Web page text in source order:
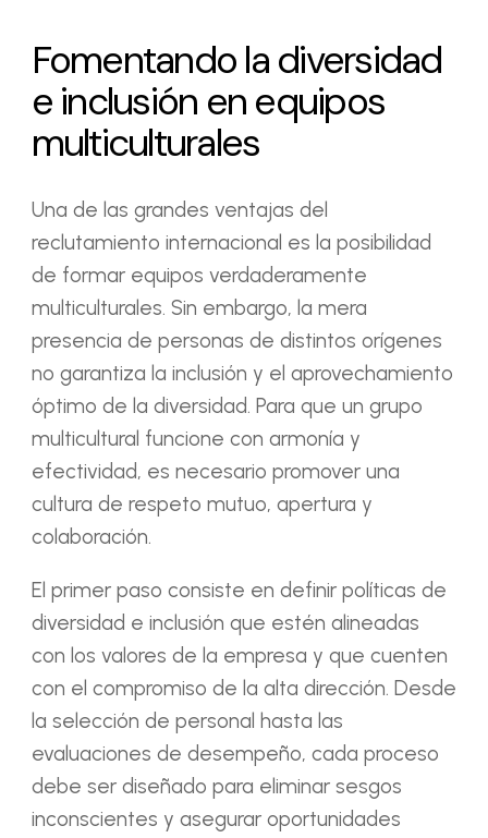
Fomentando la diversidad
e inclusión en equipos
multiculturales
Una de las grandes ventajas del
reclutamiento internacional es la posibilidad
de formar equipos verdaderamente
multiculturales. Sin embargo, la mera
presencia de personas de distintos orígenes
no garantiza la inclusión y el aprovechamiento
óptimo de la diversidad. Para que un grupo
multicultural funcione con armonía y
efectividad, es necesario promover una
cultura de respeto mutuo, apertura y
colaboración.
El primer paso consiste en definir políticas de
diversidad e inclusión que estén alineadas
con los valores de la empresa y que cuenten
con el compromiso de la alta dirección. Desde
la selección de personal hasta las
evaluaciones de desempeño, cada proceso
debe ser diseñado para eliminar sesgos
inconscientes y asegurar oportunidades